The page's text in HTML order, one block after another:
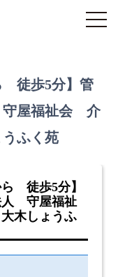
徒歩5分】管
守屋福祉会 介
ふく苑
徒歩5分】
人 守屋福祉
木しょうふ